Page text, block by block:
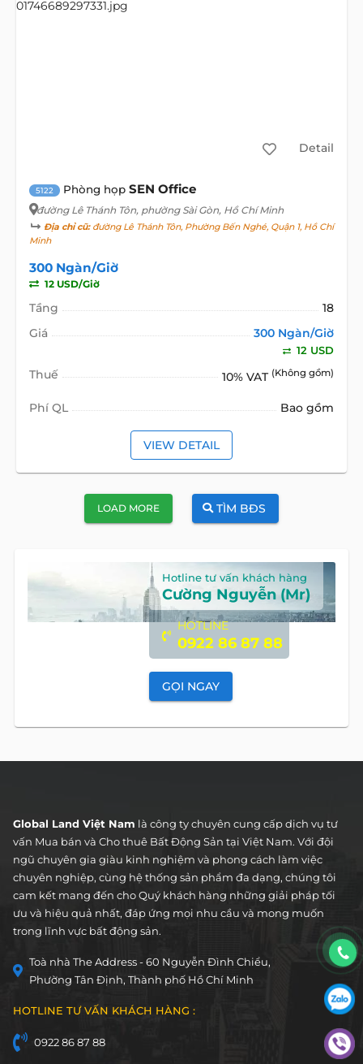
Detail
5122 Phòng họp SEN Office
đường Lê Thánh Tôn, phường Sài Gòn, Hồ Chí Minh
Địa chỉ cũ:đường Lê Thánh Tôn, Phường Bến Nghé, Quận 1, Hồ Chí
Minh
300 Ngàn/Giờ
12 USD/Giờ
Tầng
18
Giá
300 Ngàn/Giờ
12 USD
Thuế 10% VAT (Không gồm)
Phí QL Bao gồm
VIEW DETAIL
LOAD MORE TÌM BĐS
Hotline tư vấn khách hàng
Cường Nguyễn (Mr)
HOTLINE
0922 86 87 88
GỌI NGAY
Global Land Việt Nam là công ty chuyên cung cấp dịch vụ tư
vấn Mua bán và Cho thuê Bất Động Sản tại Việt Nam. Với đội
ngũ chuyên gia giàu kinh nghiệm và phong cách làm việc
chuyên nghiệp, cùng hệ thống sản phẩm đa dạng, chúng tôi
cam kết mang đến cho Quý khách hàng những giải pháp tối
ưu và hiệu quả nhất, đáp ứng mọi nhu cầu và mong muốn
trong lĩnh vực bất động sản.
Toà nhà The Address - 60 Nguyễn Đình Chiểu,
Phường Tân Định, Thành phố Hồ Chí Minh
HOTLINE TƯ VẤN KHÁCH HÀNG :
0922 86 87 88